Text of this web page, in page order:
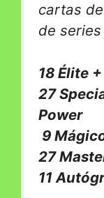
cartas
de
18 Élite
27
Power
9
27
11